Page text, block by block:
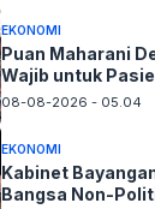
EKONOMI
Puan Maharani
Wajib untuk
08-08-2026 - 05.04
EKONOMI
Kabinet
Bangsa Non-